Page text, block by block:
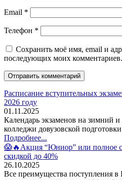
Email *
Телефон *
Сохранить моё имя, email и
последующих моих комментариев.
Расписание вступительных
2026 году
01.11.2025
Календарь экзаменов на зимний и
колледжи довузовской
Подробнее...
😱🔥Акция “Юниор” или полное
скидкой до 40%
26.10.2025
Все преимущества поступления в